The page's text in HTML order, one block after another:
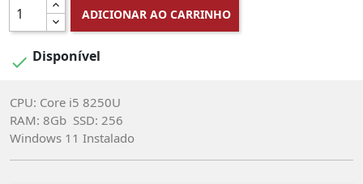
ADICIONAR AO CARRINHO
 Disponível
CPU: Core i5 8250U
RAM: 8Gb SSD: 256
Windows 11 Instalado